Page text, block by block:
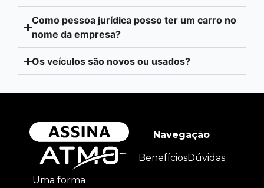
Como pessoa jurídica posso ter um carro no
nome da empresa?
Os veículos são novos ou usados?
Uma forma
Navegação
BenefíciosDúvidas